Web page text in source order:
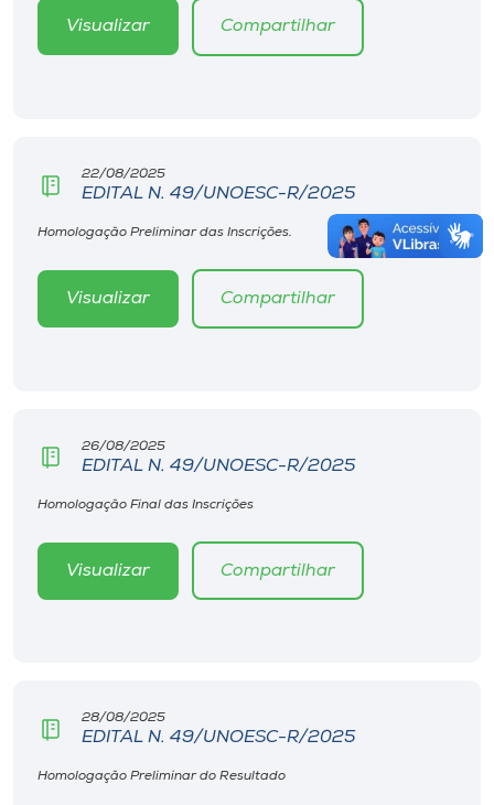
Visualizar Compartilhar
22/08/2025
EDITAL N. 49/UNOESC-R/2025
Homologação Preliminar das Inscrições.
Visualizar Compartilhar
26/08/2025
EDITAL N. 49/UNOESC-R/2025
Homologação Final das Inscrições
Visualizar Compartilhar
28/08/2025
EDITAL N. 49/UNOESC-R/2025
Homologação Preliminar do Resultado